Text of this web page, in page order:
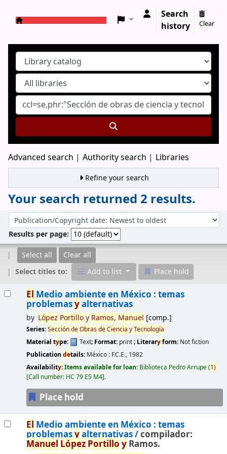
Search
history
Clear
Advanced search Authority search Libraries
Refine your search
Your search returned 2 results.
Sort by:
Results per page:
Select all
Clear all
Select titles to:
Add to list Place hold
El Medio ambiente en México : temas
problemasyalternativas
by López Portilloy Ramos, Manuel [comp.]
Series:SeccióndeObrasdeCiencia yTecnología
Material type: Text; Format: print; Literaryform: Not fiction
Publication details: México : F.C.E., 1982
Availability:Items available for loan: Biblioteca Pedro Arrupe(1)
Call number: HC 79 E5 M4 .
Place hold
El Medio ambiente en México : temas
problemasyalternativas /compilador:
Manuel López Portillo yRamos.